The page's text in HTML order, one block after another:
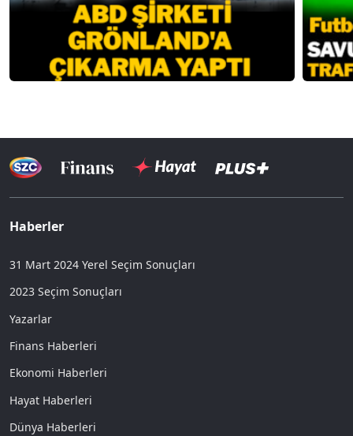
Haberler
31 Mart 2024 Yerel Seçim Sonuçları
2023 Seçim Sonuçları
Yazarlar
Finans Haberleri
Ekonomi Haberleri
Hayat Haberleri
Dünya Haberleri